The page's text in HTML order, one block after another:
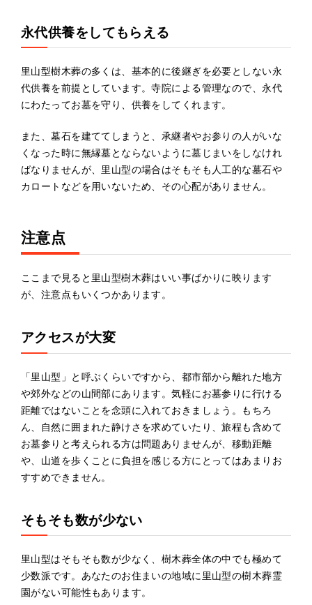
永代供養をしてもらえる
里山型樹木葬の多くは、基本的に後継ぎを必要としない永
代供養を前提としています。寺院による管理なので、永代
にわたってお墓を守り、供養をしてくれます。
また、墓石を建ててしまうと、承継者やお参りの人がいな
くなった時に無縁墓とならないように墓じまいをしなけれ
ばなりませんが、里山型の場合はそもそも人工的な墓石や
カロートなどを用いないため、その心配がありません。
注意点
ここまで見ると里山型樹木葬はいい事ばかりに映ります
が、注意点もいくつかあります。
アクセスが大変
「里山型」と呼ぶくらいですから、都市部から離れた地方
や郊外などの山間部にあります。気軽にお墓参りに行ける
距離ではないことを念頭に入れておきましょう。もちろ
ん、自然に囲まれた静けさを求めていたり、旅程も含めて
お墓参りと考えられる方は問題ありませんが、移動距離
や、山道を歩くことに負担を感じる方にとってはあまりお
すすめできません。
そもそも数が少ない
里山型はそもそも数が少なく、樹木葬全体の中でも極めて
少数派です。あなたのお住まいの地域に里山型の樹木葬霊
園がない可能性もあります。